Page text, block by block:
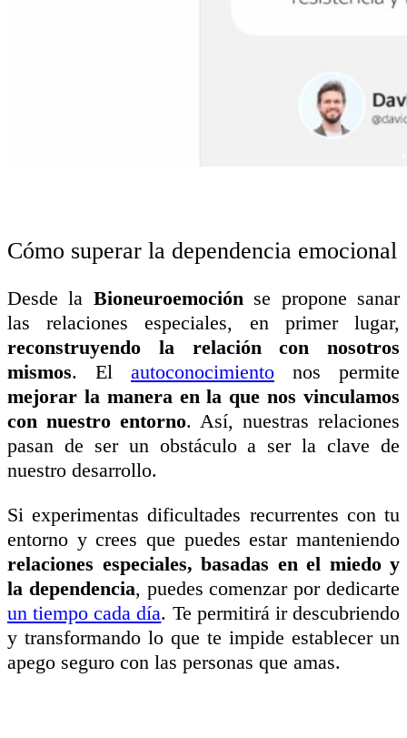
Cómo superar la dependencia emocional
Desde la Bioneuroemoción se propone sanar
las relaciones especiales, en primer lugar,
reconstruyendo la relación con nosotros
mismos. El autoconocimiento nos permite
mejorar la manera en la que nos vinculamos
con nuestro entorno. Así, nuestras relaciones
pasan de ser un obstáculo a ser la clave de
nuestro desarrollo.
Si experimentas dificultades recurrentes con tu
entorno y crees que puedes estar manteniendo
relaciones especiales, basadas en el miedo y
la dependencia, puedes comenzar por dedicarte
un tiempo cada día. Te permitirá ir descubriendo
y transformando lo que te impide establecer un
apego seguro con las personas que amas.